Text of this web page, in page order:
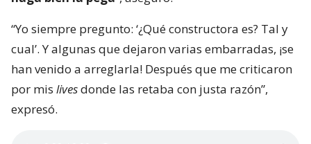
“Yo siempre pregunto: ‘¿Qué constructora es? Tal y
cual’. Y algunas que dejaron varias embarradas, ¡se
han venido a arreglarla! Después que me criticaron
por mis livesdonde las retaba con justa razón”,
expresó.